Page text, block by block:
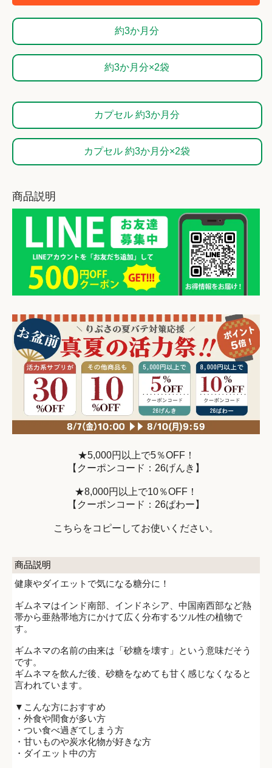
約3か月分
約3か月分×2袋
カプセル 約3か月分
カプセル 約3か月分×2袋
商品説明
★5,000円以上で5％OFF！
【クーポンコード：26げんき】
★8,000円以上で10％OFF！
【クーポンコード：26ぱわー】
こちらをコピーしてお使いください。
商品説明
健康やダイエットで気になる糖分に！
ギムネマはインド南部、インドネシア、中国南西部など熱
帯から亜熱帯地方にかけて広く分布するツル性の植物で
す。
ギムネマの名前の由来は「砂糖を壊す」という意味だそう
です。
ギムネマを飲んだ後、砂糖をなめても甘く感じなくなると
言われています。
▼こんな方におすすめ
・外食や間食が多い方
・つい食べ過ぎてしまう方
・甘いものや炭水化物が好きな方
・ダイエット中の方